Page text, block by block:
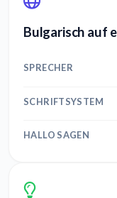
Bulgarisch auf
SPRECHER
SCHRIFTSYSTEM
HALLO SAGEN